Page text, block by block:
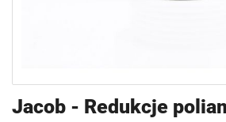
Jacob - Redukcje
na